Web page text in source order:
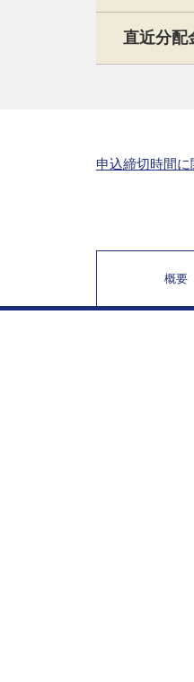
直近分配
申込締切時間
概要